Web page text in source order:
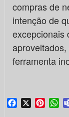
compras de
intenção de
excepcionais
ferramenta
Facebook
X